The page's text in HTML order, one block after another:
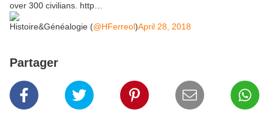
over 300 civilians. http…
Histoire&Généalogie (@HFerreol)April 28, 2018
Partager